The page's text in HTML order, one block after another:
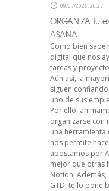
09/07/2026, 20:27
ORGANIZA tu
ASANA
Como bien
digital que nos
tareas y
Aún así, la
siguen
uno de sus
Por ello,
organizarse con
una herramienta
nos permite
apostamos por
mejor que otras
Notion,
GTD, te lo pone